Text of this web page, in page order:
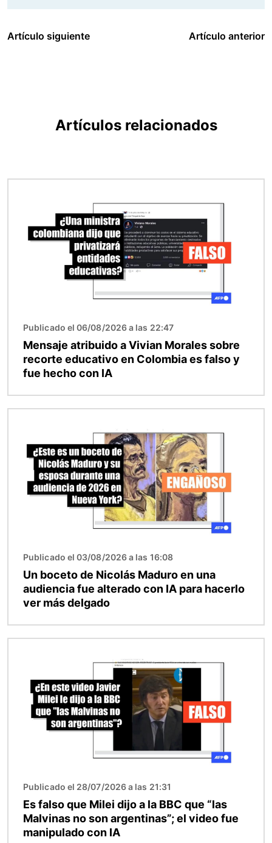
Artículo siguiente Artículo anterior
Artículos relacionados
Publicado el 06/08/2026 a las 22:47
Mensaje atribuido a Vivian Morales sobre
recorte educativo en Colombia es falso y
fue hecho con IA
Publicado el 03/08/2026 a las 16:08
Un boceto de Nicolás Maduro en una
audiencia fue alterado con IA para hacerlo
ver más delgado
Publicado el 28/07/2026 a las 21:31
Es falso que Milei dijo a la BBC que “las
Malvinas no son argentinas”; el video fue
manipulado con IA